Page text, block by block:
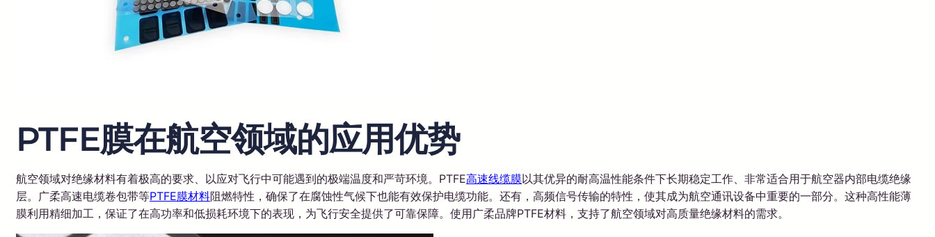
PTFE膜在航空领域的应用优势
航空领域对绝缘材料有着极高的要求、以应对飞行中可能遇到的极端温度和严苛环境。PTFE高速线缆膜以其优异的耐高温性能条件下长期稳定工作、非常适合用于航空器内部电缆绝缘
层。广柔高速电缆卷包带等PTFE膜材料阻燃特性，确保了在腐蚀性气候下也能有效保护电缆功能。还有，高频信号传输的特性，使其成为航空通讯设备中重要的一部分。这种高性能薄
膜利用精细加工，保证了在高功率和低损耗环境下的表现，为飞行安全提供了可靠保障。使用广柔品牌PTFE材料，支持了航空领域对高质量绝缘材料的需求。